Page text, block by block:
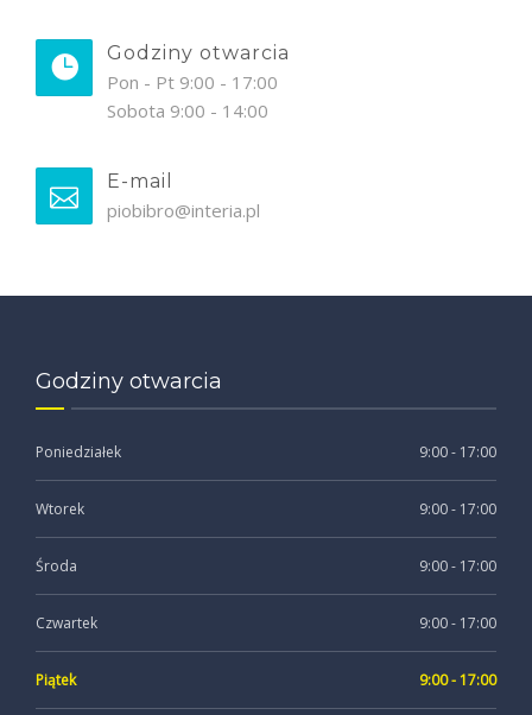
Godziny otwarcia
Pon - Pt 9:00 - 17:00
Sobota 9:00 - 14:00
E-mail
piobibro@interia.pl
Godziny otwarcia
Poniedziałek 9:00 - 17:00
Wtorek 9:00 - 17:00
Środa 9:00 - 17:00
Czwartek 9:00 - 17:00
Piątek 9:00 - 17:00